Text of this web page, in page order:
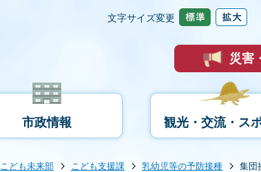
文字サイズ変更
災害
市政情報 観光・交流・ス
こども未来部 こども支援課 乳幼児等の予防接種 集団